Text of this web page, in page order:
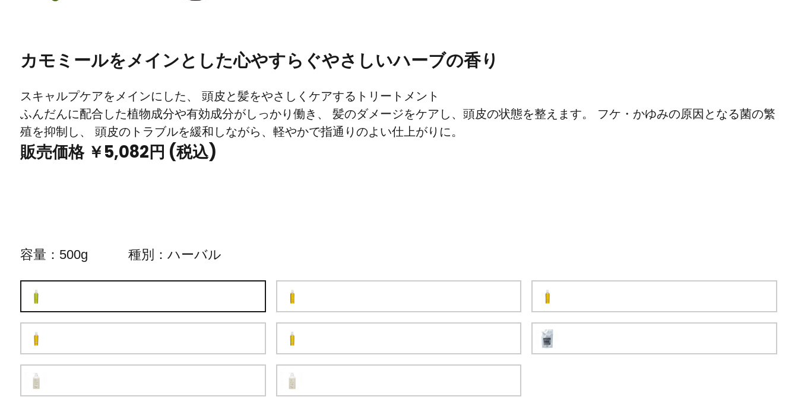
カモミールをメインとした心やすらぐやさしいハーブの香り
スキャルプケアをメインにした、 頭皮と髪をやさしくケアするトリートメント
ふんだんに配合した植物成分や有効成分がしっかり働き、 髪のダメージをケアし、頭皮の状態を整えます。 フケ・かゆみの原因となる菌の繁
殖を抑制し、 頭皮のトラブルを緩和しながら、軽やかで指通りのよい仕上がりに。
販売価格 ￥5,082円 (税込)
容量 500g 種別 ハーバル